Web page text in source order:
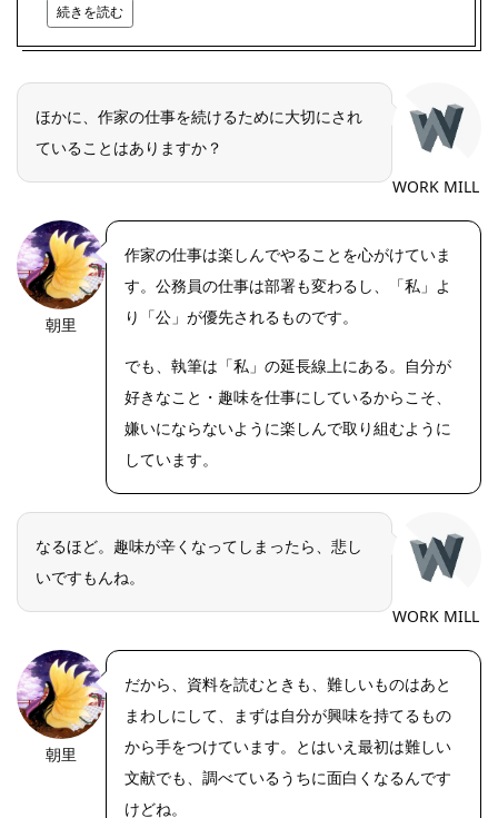
続きを読む
ほかに、作家の仕事を続けるために大切にされ
ていることはありますか？
WORK MILL
朝里
作家の仕事は楽しんでやることを心がけていま
す。公務員の仕事は部署も変わるし、「私」よ
り「公」が優先されるものです。
でも、執筆は「私」の延長線上にある。自分が
好きなこと・趣味を仕事にしているからこそ、
嫌いにならないように楽しんで取り組むように
しています。
なるほど。趣味が辛くなってしまったら、悲し
いですもんね。
WORK MILL
朝里
だから、資料を読むときも、難しいものはあと
まわしにして、まずは自分が興味を持てるもの
から手をつけています。とはいえ最初は難しい
文献でも、調べているうちに面白くなるんです
けどね。